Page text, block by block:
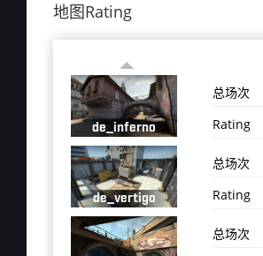
地图Rating
de_inferno
总场次
Rating
de_vertigo
总场次
Rating
总场次